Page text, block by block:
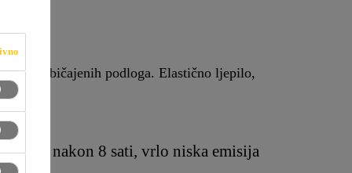
uobičajenih podloga. Elastično ljepilo,
nakon 8 sati, vrlo niska emisija